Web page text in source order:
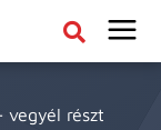
vegyél részt